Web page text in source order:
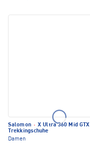
Salomon · X Ultra 360 Mid GTX
Trekkingschuhe
Damen